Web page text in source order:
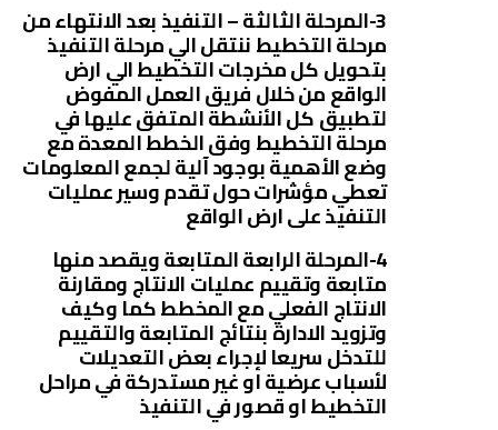
3-المرحلة الثالثة – التنفيذ بعد الانتهاء من
مرحلة التخطيط ننتقل الي مرحلة التنفيذ
بتحويل كل مخرجات التخطيط الي ارض
الواقع من خلال فريق العمل المفوض
لتطبيق كل الأنشطة المتفق عليها في
مرحلة التخطيط وفق الخطط المعدة مع
وضع الأهمية بوجود آلية لجمع المعلومات
تعطي مؤشرات حول تقدم وسير عمليات
التنفيذ على ارض الواقع
4-المرحلة الرابعة المتابعة ويقصد منها
متابعة وتقييم عمليات الانتاج ومقارنة
الانتاج الفعلي مع المخطط كما وكيف
وتزويد الادارة بنتائج المتابعة والتقييم
للتدخل سريعا لإجراء بعض التعديلات
لأسباب عرضية او غير مستدركة في مراحل
التخطيط او قصور في التنفيذ